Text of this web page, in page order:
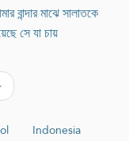
বান্দার মাঝে সালাতকে
সে যা চায়
Indonesia